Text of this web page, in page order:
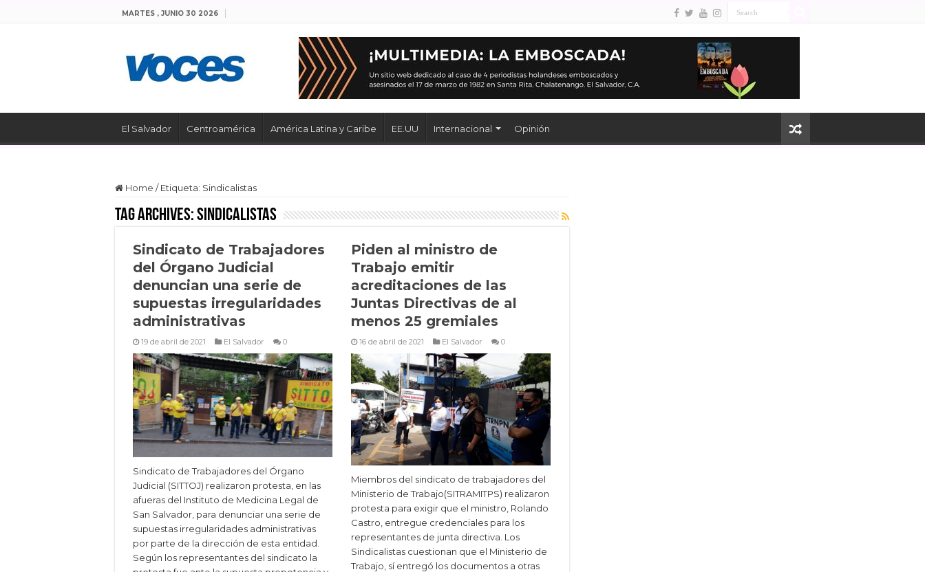
MARTES , JUNIO 30 2026
El Salvador Centroamérica América Latina y Caribe EE.UU Internacional Opinión
Home / Etiqueta: Sindicalistas
Tag Archives:Sindicalistas
Sindicato de Trabajadores
del Órgano Judicial
denuncian una serie de
supuestas irregularidades
administrativas
19 de abril de 2021 El Salvador 0
Sindicato de Trabajadores del Órgano
Judicial (SITTOJ) realizaron protesta, en las
afueras del Instituto de Medicina Legal de
San Salvador, para denunciar una serie de
supuestas irregularidades administrativas
por parte de la dirección de esta entidad.
Según los representantes del sindicato la
Piden al ministro de
Trabajo emitir
acreditaciones de las
Juntas Directivas de al
menos 25 gremiales
16 de abril de 2021 El Salvador 0
Miembros del sindicato de trabajadores del
Ministerio de Trabajo(SITRAMITPS) realizaron
protesta para exigir que el ministro, Rolando
Castro, entregue credenciales para los
representantes de junta directiva. Los
Sindicalistas cuestionan que el Ministerio de
Trabajo, sí entregó los documentos a otras